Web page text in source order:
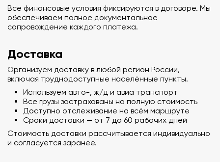
Все финансовые условия фиксируются в договоре. Мы
обеспечиваем полное документальное
сопровождение каждого платежа.
Доставка
Организуем доставку в любой регион России,
включая труднодоступные населённые пункты.
Используем авто-, ж/д и авиа транспорт
Все грузы застрахованы на полную стоимость
Доступно отслеживание на всём маршруте
Сроки доставки — от 7 до 60 рабочих дней
Стоимость доставки рассчитывается индивидуально
и согласуется заранее.